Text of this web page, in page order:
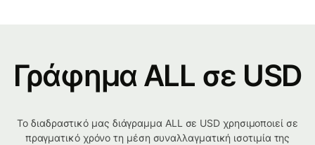
Γράφημα ALL σε USD
Το διαδραστικό μας διάγραμμα ALL σε USD χρησιμοποιεί σε
πραγματικό χρόνο τη μέση συναλλαγματική ισοτιμία της